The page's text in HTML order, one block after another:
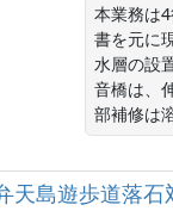
本業務は
書を元に
水層の設
音橋は、
部補修は
天島遊歩道落